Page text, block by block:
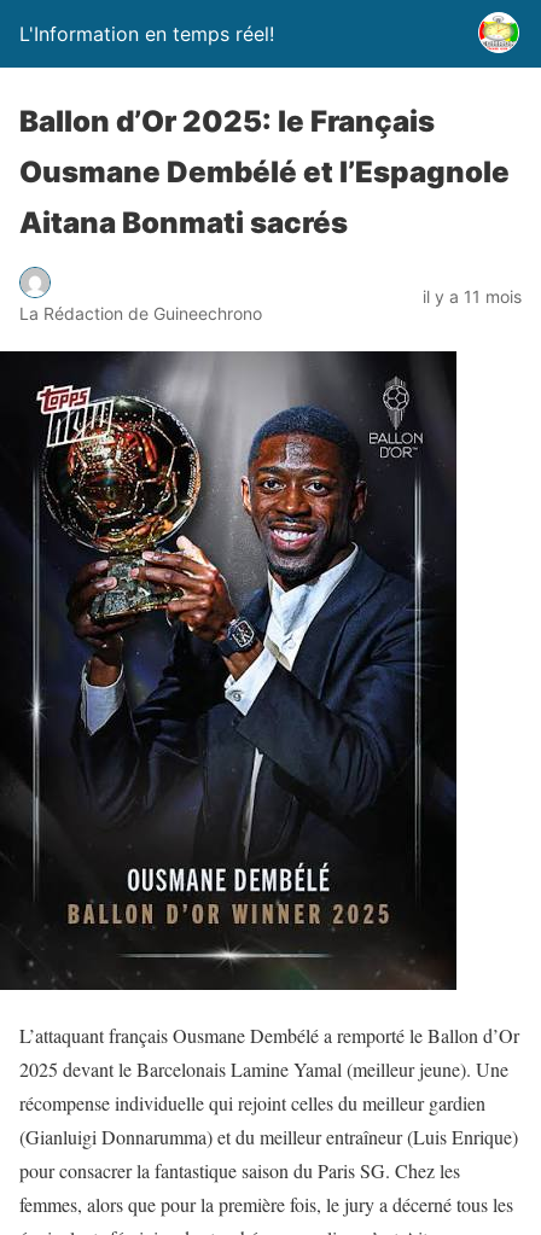
L'Information en temps réel!
Ballon d’Or 2025: le Français
Ousmane Dembélé et l’Espagnole
Aitana Bonmati sacrés
La Rédaction de Guineechrono
il y a 11 mois
L’attaquant français Ousmane Dembélé a remporté le Ballon d’Or
2025 devant le Barcelonais Lamine Yamal (meilleur jeune). Une
récompense individuelle qui rejoint celles du meilleur gardien
(Gianluigi Donnarumma) et du meilleur entraîneur (Luis Enrique)
pour consacrer la fantastique saison du Paris SG. Chez les
femmes, alors que pour la première fois, le jury a décerné tous les